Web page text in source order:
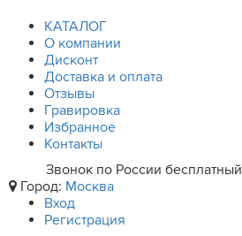
КАТАЛОГ
О компании
Дисконт
Доставка и оплата
Отзывы
Гравировка
Избранное
Контакты
Звонок по России бесплатный
Город: Москва
Вход
Регистрация